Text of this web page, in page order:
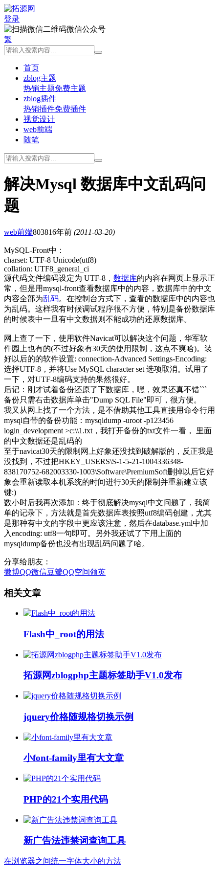
登录
微信公众号
繁
首页
zblog主题
热销主题免费主题
zblog插件
热销插件免费插件
视觉设计
web前端
随笔
解决Mysql 数据库中文乱码问
题
web前端803816年前 (2011-03-20)
MySQL-Front中：
charset: UTF-8 Unicode(utf8)
collation: UTF8_general_ci
源代码文件编码设定为 UTF-8， 数据库的内容在网页上显示正
常，但是用mysql-front查看数据库中的内容，数据库中的中文
内容全部为乱码。在控制台方式下，查看的数据库中的内容也
为乱码。这样我有时候调试程序很不方便，特别是备份数据库
的时候表中一旦有中文数据则不能成功的还原数据库。
网上查了一下，使用软件Navicat可以解决这个问题，华军软
件园上也有的(不过好象有30天的使用限制，这点不爽哈)。装
好以后的的软件设置: connection-Advanced Settings-Encoding:
选择UTF-8，并将Use MySQL character set 选项取消。试用了
一下，对UTF-8编码支持的果然很好。
后记：刚才试着备份还原了下数据库，嘿，效果还真不错```
备份只需右击数据库单击"Dump SQL File"即可，很方便。
我又从网上找了一个方法，是不借助其他工具直接用命令行用
mysql自带的备份功能：mysqldump -uroot -p123456
login_development >c:\\1.txt，我打开备份的txt文件一看， 里面
的中文数据还是乱码的
至于navicat30天的限制网上好象还没找到破解版的，反正我是
没找到，不过把HKEY_USERS\S-1-5-21-1004336348-
838170752-682003330-1003\Software\PremiumSoft删掉以后它好
象会重新读取本机系统的时间进行30天的限制并重新建立该
键:)
数小时后我再次添加：终于彻底解决mysql中文问题了，我简
单的记录下，方法就是首先数据库表按照utf8编码创建，尤其
是那种有中文的字段中更应该注意，然后在database.yml中加
入encoding: utf8一句即可。另外我还试了下用上面的
mysqldump备份也没有出现乱码问题了哈。
分享给朋友：
微博QQ微信豆瓣QQ空间领英
相关文章
Flash中_root的用法
拓源网zblogphp主题标签助手V1.0发布
jquery价格随规格切换示例
小font-family里有大文章
PHP的21个实用代码
新广告法违禁词查询工具
在浏览器之间统一字体大小的方法